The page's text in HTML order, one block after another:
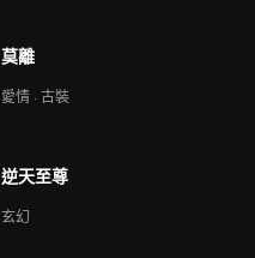
莫離
愛情 · 古裝
逆天至尊
玄幻